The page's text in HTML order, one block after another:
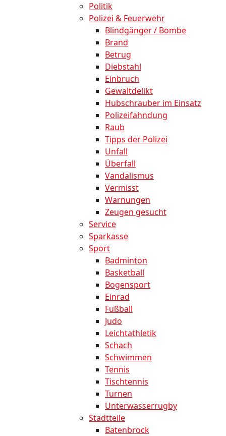
Politik
Polizei & Feuerwehr
Blindgänger / Bombe
Brand
Betrug
Diebstahl
Einbruch
Gewaltdelikt
Hubschrauber im Einsatz
Polizeifahndung
Raub
Tipps der Polizei
Unfall
Überfall
Vandalismus
Vermisst
Warnungen
Zeugen gesucht
Service
Sparkasse
Sport
Badminton
Basketball
Bogensport
Einrad
Fußball
Judo
Leichtathletik
Schach
Schwimmen
Tennis
Tischtennis
Turnen
Unterwasserrugby
Stadtteile
Batenbrock